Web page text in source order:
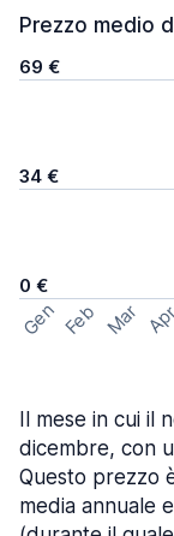
Prezzo medio
69 €
34 €
0 €
Gen Feb Mar Apr
Il mese in cui il
dicembre, con
Questo prezzo
media annuale